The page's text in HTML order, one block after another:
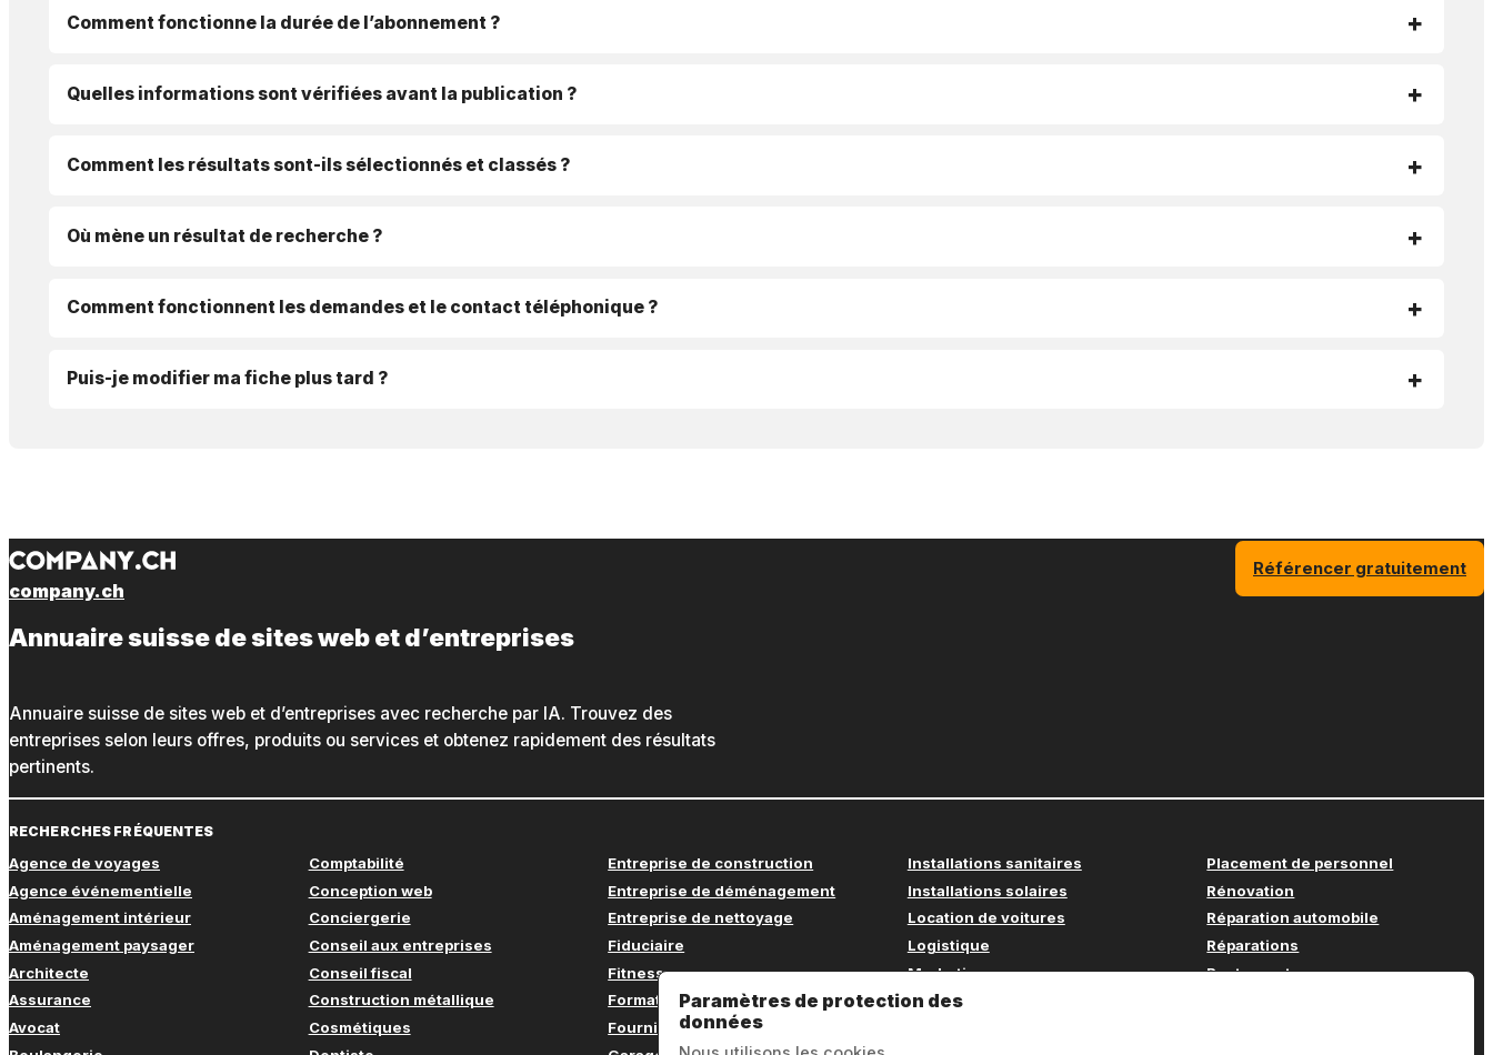
Comment fonctionne la durée de l’abonnement ?
Quelles informations sont vérifiées avant la publication ?
Comment les résultats sont-ils sélectionnés et classés ?
Où mène un résultat de recherche ?
Comment fonctionnent les demandes et le contact téléphonique ?
Puis-je modifier ma fiche plus tard ?
company.ch
Référencer gratuitement
Annuaire suisse de sites web et d’entreprises
Annuaire suisse de sites web et d’entreprises avec recherche par IA. Trouvez des
entreprises selon leurs offres, produits ou services et obtenez rapidement des résultats
pertinents.
RECHERCHES FRÉQUENTES
Agence de voyages
Agence événementielle
Aménagement intérieur
Aménagement paysager
Architecte
Assurance
Avocat
Comptabilité
Conception web
Conciergerie
Conseil aux entreprises
Conseil fiscal
Construction métallique
Cosmétiques
Entreprise de construction
Entreprise de déménagement
Entreprise de nettoyage
Fiduciaire
Fitness
Formation continue
Fournitures de bureau
Installations sanitaires
Installations solaires
Location de voitures
Logistique
Marketing
Médecin
Placement de personnel
Rénovation
Réparation automobile
Réparations
Restaurant
Paramètres de protection des
données